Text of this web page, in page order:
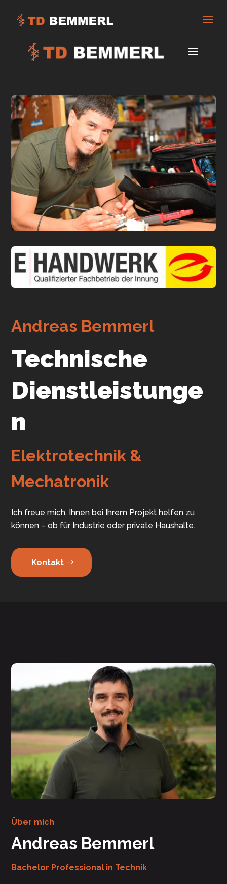
Andreas Bemmerl
Technische
Dienstleistunge
n
Elektrotechnik &
Mechatronik
Ich freue mich, Ihnen bei Ihrem Projekt helfen zu
können – ob für Industrie oder private Haushalte.
Kontakt
Über mich
Andreas Bemmerl
Bachelor Professional in Technik